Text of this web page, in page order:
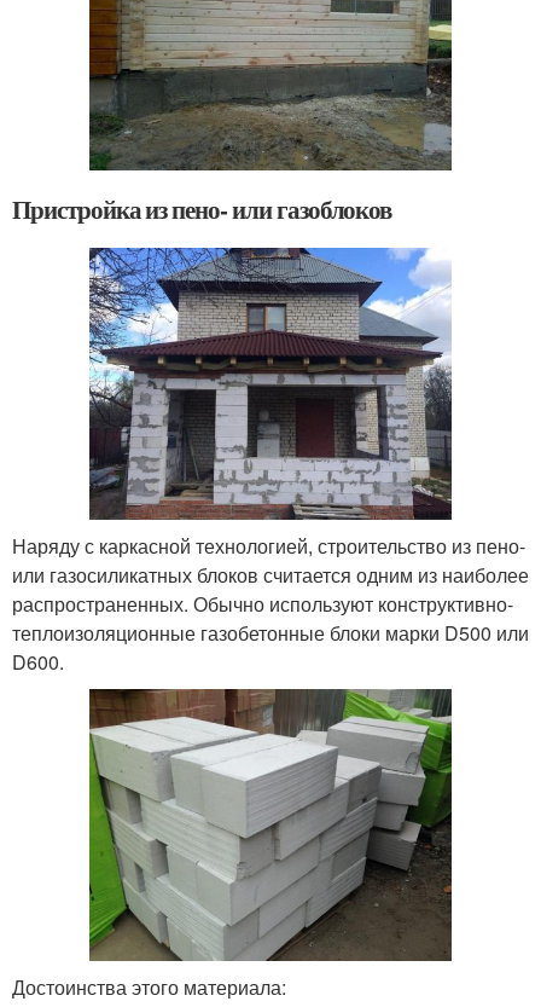
Пристройка из пено- или газоблоков
Наряду с каркасной технологией, строительство из пено-
или газосиликатных блоков считается одним из наиболее
распространенных. Обычно используют конструктивно-
теплоизоляционные газобетонные блоки марки D500 или
D600.
Достоинства этого материала: